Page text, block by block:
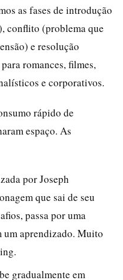
as fases de introdução
conflito (problema que
e resolução
romances, filmes,
e corporativos.
rápido de
espaço. As
por Joseph
que sai de seu
passa por uma
um aprendizado. Muito
gradualmente em